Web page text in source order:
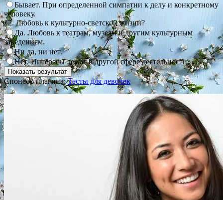
Бывает. При определенной симпатии к делу и конкретному
человеку.
12. Любовь к культурно-светской жизни?
Да. Любовь к театрам, музеям и другим культурным
заведениям.
Ни да, ни нет.
Нет. Интересы лежат в другой сфере деятельности.
Спонсор плагина:Тесты для девочек